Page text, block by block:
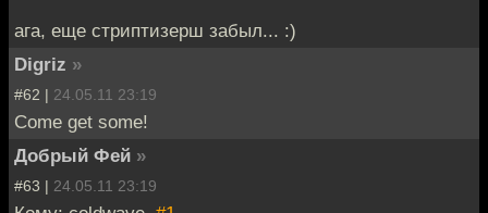
ага, еще стриптизерш забыл... :)
Digriz »
#62 | 24.05.11 23:19
Come get some!
Добрый Фей »
#63 | 24.05.11 23:19